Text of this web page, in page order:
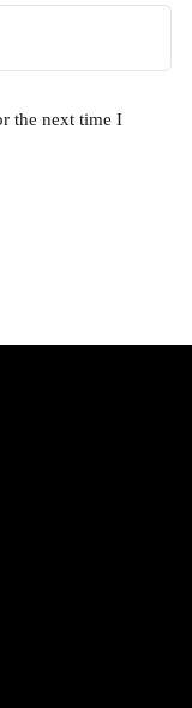
the next time I